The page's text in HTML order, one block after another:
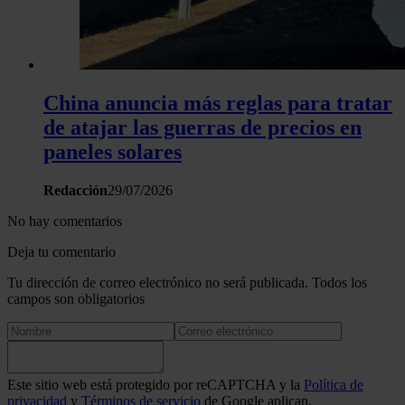
China anuncia más reglas para tratar
de atajar las guerras de precios en
paneles solares
Redacción29/07/2026
No hay comentarios
Deja tu comentario
Tu dirección de correo electrónico no será publicada. Todos los
campos son obligatorios
Este sitio web está protegido por reCAPTCHA y la Política de
privacidad y Términos de servicio de Google aplican.